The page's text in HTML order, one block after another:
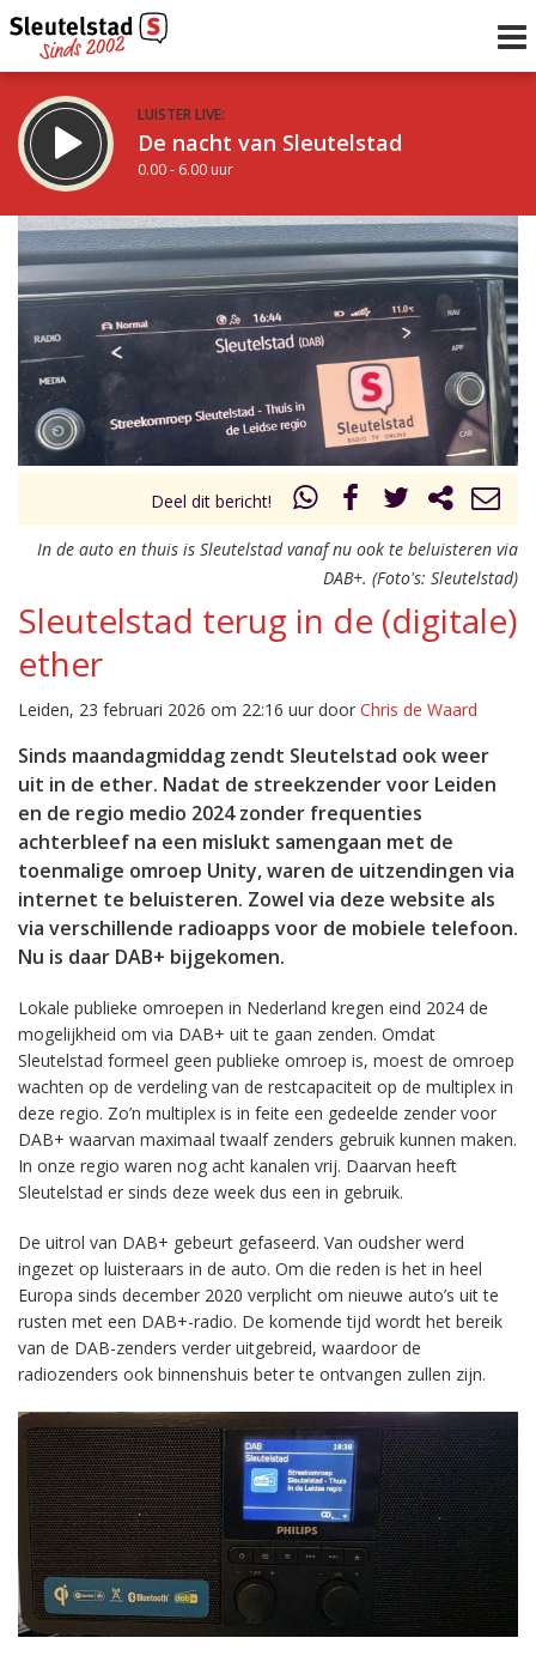
LUISTER LIVE:
De nacht van Sleutelstad
0.00 - 6.00 uur
STRAKS:
De ochtend van Sleutelstad
6.00 - 12.00 uur
Vorig uur
uur 1 van 0 Volgend uur
Deel dit bericht!
In de auto en thuis is Sleutelstad vanaf nu ook te beluisteren via
DAB+. (Foto's: Sleutelstad)
Sleutelstad terug in de (digitale)
ether
Leiden, 23 februari 2026 om 22:16 uur door Chris de Waard
Sinds maandagmiddag zendt Sleutelstad ook weer
uit in de ether. Nadat de streekzender voor Leiden
en de regio medio 2024 zonder frequenties
achterbleef na een mislukt samengaan met de
toenmalige omroep Unity, waren de uitzendingen via
internet te beluisteren. Zowel via deze website als
via verschillende radioapps voor de mobiele telefoon.
Nu is daar DAB+ bijgekomen.
Lokale publieke omroepen in Nederland kregen eind 2024 de
mogelijkheid om via DAB+ uit te gaan zenden. Omdat
Sleutelstad formeel geen publieke omroep is, moest de omroep
wachten op de verdeling van de restcapaciteit op de multiplex in
deze regio. Zo’n multiplex is in feite een gedeelde zender voor
DAB+ waarvan maximaal twaalf zenders gebruik kunnen maken.
In onze regio waren nog acht kanalen vrij. Daarvan heeft
Sleutelstad er sinds deze week dus een in gebruik.
De uitrol van DAB+ gebeurt gefaseerd. Van oudsher werd
ingezet op luisteraars in de auto. Om die reden is het in heel
Europa sinds december 2020 verplicht om nieuwe auto’s uit te
rusten met een DAB+-radio. De komende tijd wordt het bereik
van de DAB-zenders verder uitgebreid, waardoor de
radiozenders ook binnenshuis beter te ontvangen zullen zijn.